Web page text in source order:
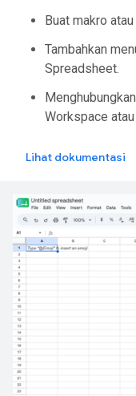
Buat makro
Tambahkan
Spreadsheet.
Workspace
Lihat dokumentasi